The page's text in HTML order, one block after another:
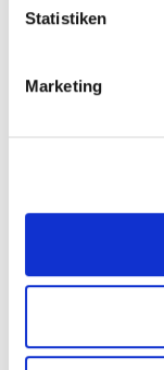
Statistiken
Marketing
einen
und sollte Ihre
Recht, unsere
und/oder bis zur
entweder die
haben wir das
(4) Das Recht
wichtiger Grund
schwerwiegend